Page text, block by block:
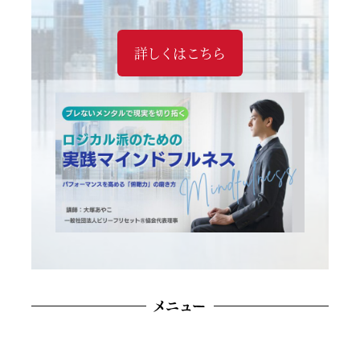
詳しくはこちら
メニュー